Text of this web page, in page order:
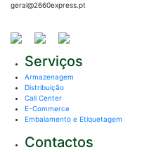
geral@2660express.pt
Serviços
Armazenagem
Distribuição
Call Center
E-Commerce
Embalamento e Etiquetagem
Contactos